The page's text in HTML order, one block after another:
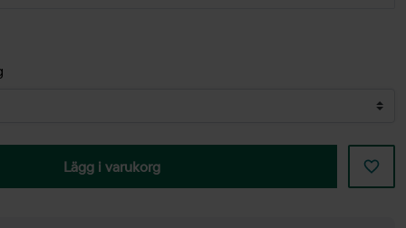
Lägg i varukorg